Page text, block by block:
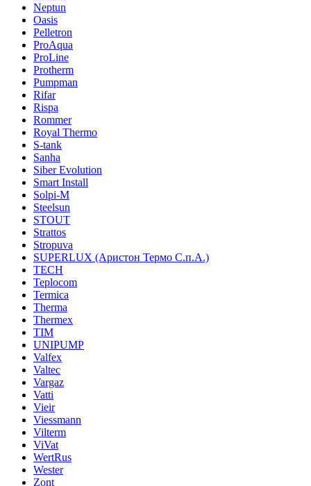
Neptun
Oasis
Pelletron
ProAqua
ProLine
Protherm
Pumpman
Rifar
Rispa
Rommer
Royal Thermo
S-tank
Sanha
Siber Evolution
Smart Install
Solpi-M
Steelsun
STOUT
Strattos
Stropuva
SUPERLUX (Аристон Термо С.п.А.)
TECH
Teplocom
Termica
Therma
Thermex
TIM
UNIPUMP
Valfex
Valtec
Vargaz
Vatti
Vieir
Viessmann
Vilterm
ViVat
WertRus
Wester
Zont